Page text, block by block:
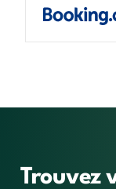
Trouvez